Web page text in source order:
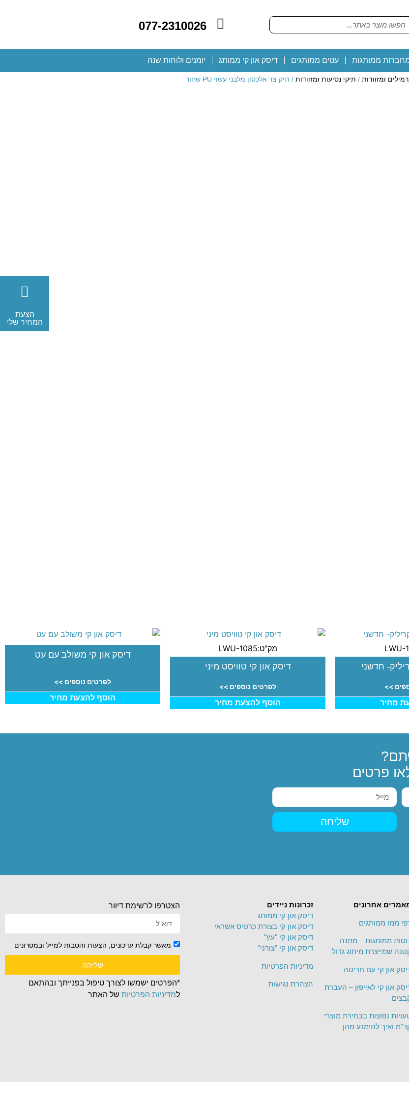
077-2310026
ממותגות עטים ממותגים דיסק און קי ממותג יומנים ולוחות שנה
ומזוודות / תיקי נסיעות ומזוודות / תיק צד אלכסון מלבני עשוי PU שחור
חדשני
>>
מחיר
מק"ט:LWU-1085
דיסק און קי טוויסט מיני
לפרטים נוספים >>
הוסף להצעת מחיר
דיסק און קי משולב עם עט
לפרטים נוספים >>
הוסף להצעת מחיר
פרטים
שליחה
אחרונים
ממו ממותגים
ממותגות – מתנה
שמייצרת מיתוג גדול
און קי עם חריטה
און קי לאייפון – העברת
נפוצות בבחירת מוצרי
ואיך להימנע מהן
זכרונות ניידים
דיסק און קי ממותג
דיסק און קי בצורת כרטיס אשראי
דיסק און קי "עץ"
דיסק און קי "צורני"
מדיניות הפרטיות
הצהרת נגישות
הצטרפו לרשימת דיוור
מאשר קבלת עדכונים, הצעות והטבות למייל ובמסרונים
שליחה
*הפרטים ישמשו לצורך טיפול בפנייתך ובהתאם
למדיניות הפרטיותשל האתר
הצעת
המחיר שלי